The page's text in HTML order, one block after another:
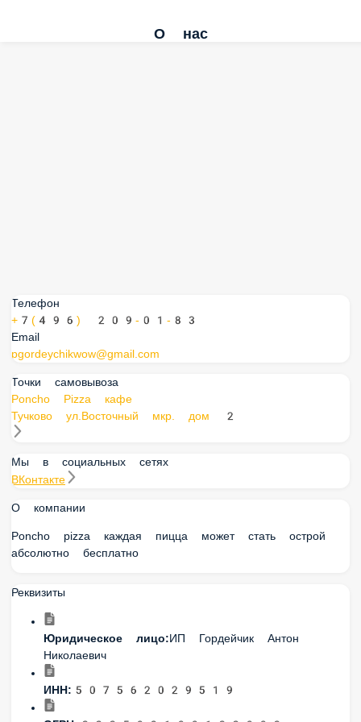
О нас
Телефон
+7(496) 209-01-83
Email
pgordeychikwow@gmail.com
Точки самовывоза
Poncho Pizza кафе
Тучково ул.Восточный мкр. дом 2
Мы в социальных сетях
ВКонтакте
О компании
Poncho pizza каждая пицца может стать острой
абсолютно бесплатно
Реквизиты
Юридическое лицо:ИП Гордейчик Антон
Николаевич
ИНН: 507562029519